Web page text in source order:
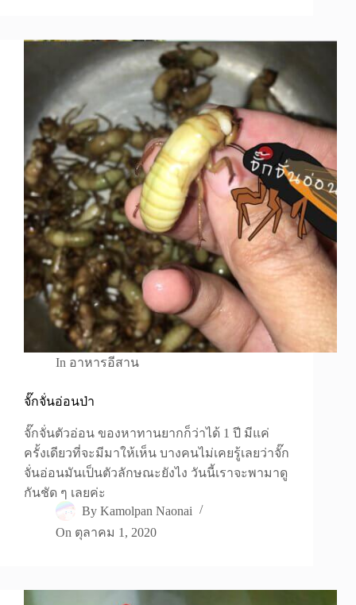
In อาหารอีสาน
จั๊กจั่นอ่อนป่า
จั๊กจั่นตัวอ่อน ของหาทานยากก็ว่าได้ 1 ปี มีแค่
ครั้งเดียวที่จะมีมาให้เห็น บางคนไม่เคยรู้เลยว่าจั๊ก
จั่นอ่อนมันเป็นตัวลักษณะยังไง วันนี้เราจะพามาดู
กันชัด ๆ เลยค่ะ
By Kamolpan Naonai
On ตุลาคม 1, 2020